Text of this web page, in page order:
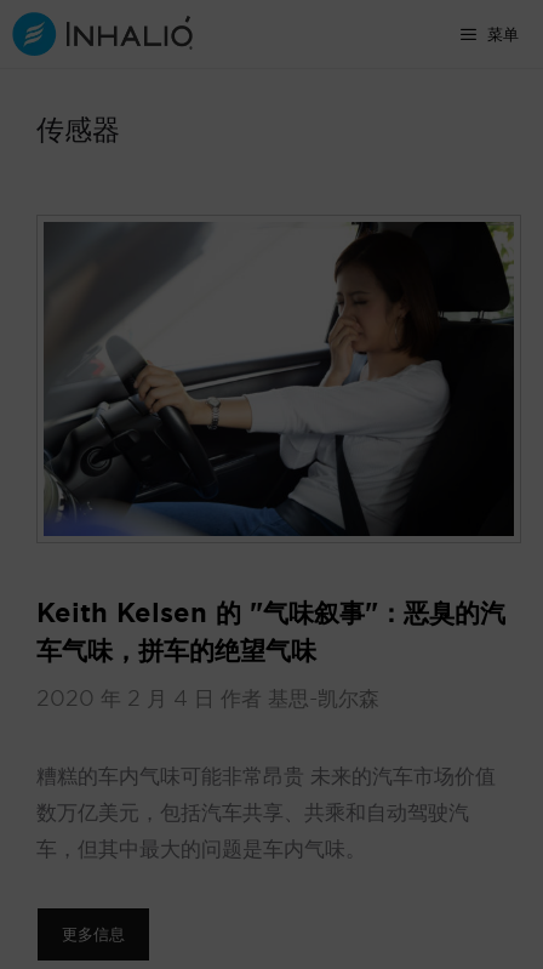
跳
至
菜单
传感器
Keith Kelsen 的 "气味叙事"：恶臭的汽
车气味，拼车的绝望气味
2020 年 2 月 4 日 作者 基思-凯尔森
糟糕的车内气味可能非常昂贵 未来的汽车市场价值
数万亿美元，包括汽车共享、共乘和自动驾驶汽
车，但其中最大的问题是车内气味。
更多信息